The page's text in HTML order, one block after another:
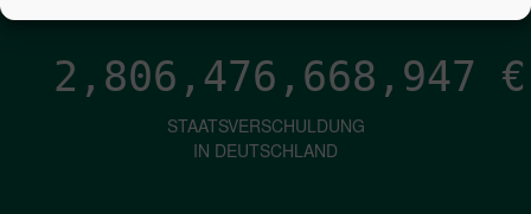
2,806,476,670,167 €
STAATSVERSCHULDUNG
IN DEUTSCHLAND